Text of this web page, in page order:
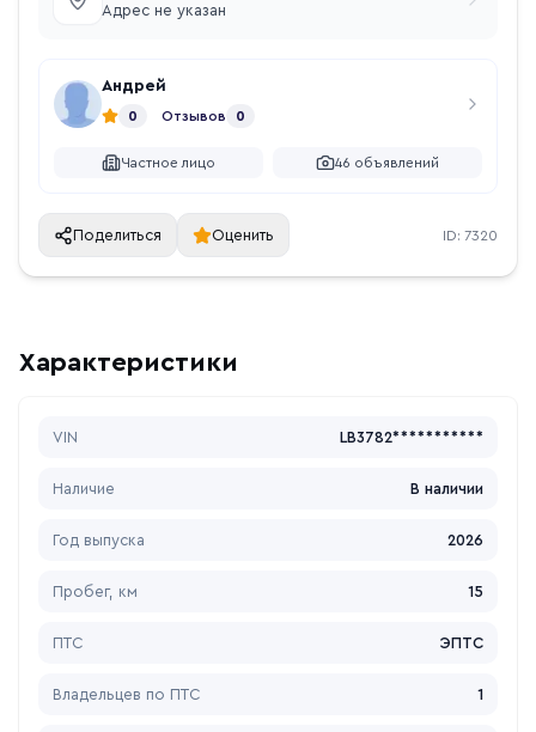
Адрес не указан
Андрей
0 Отзывов 0
Частное лицо 46 объявлений
Поделиться Оценить ID: 7320
Характеристики
VIN LB3782***********
Наличие В наличии
Год выпуска 2026
Пробег, км 15
ПТС ЭПТС
Владельцев по ПТС 1